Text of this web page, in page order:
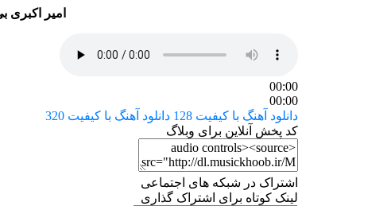
امیر
00:00
00:00
دانلود آهنگ با کیفیت 128
دانلود آهنگ با کیفیت 320
کد پخش آنلاین برای وبلاگ
اشتراک در شبکه های اجتماعی
لینک کوتاه برای اشتراک گذاری